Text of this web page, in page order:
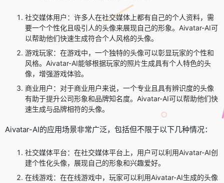
社交媒体用户：许多人在社交媒体上都有自己的个人资料，需
要一个个性化且吸引人的头像来展现自己的形象。Aivatar-AI可
以帮助他们快速生成符合个人风格的头像。
游戏玩家：在游戏中，一个独特的头像可以彰显玩家的个性和
风格。Aivatar-AI能够根据玩家的照片生成具有个人特色的头
像，增强游戏体验。
商业用户：对于商业用户来说，一个专业且具有辨识度的头像
有助于提升公司形象和品牌知名度。Aivatar-AI可以帮助他们快
速生成与品牌相符的头像。
Aivatar-AI的应用场景非常广泛，包括但不限于以下几种情况：
社交媒体平台：在社交媒体平台上，用户可以利用Aivatar-AI创
建个性化头像，展现自己的形象和兴趣爱好。
在线游戏：在在线游戏中，玩家可以利用Aivatar-AI生成的头像